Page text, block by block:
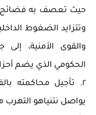
حيث تعصف به فضائح
وتتزايد الضغوط
والقوى الأمنية،
الحكومي الذي يضم
٢. تأجيل محاكمته
يواصل نتنياهو